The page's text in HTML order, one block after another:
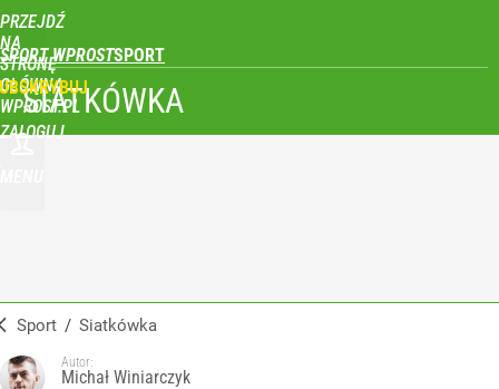
PRZEJDŹ
NA
STRONĘ
GŁÓWNĄ
WPROST.PL
SPORT WPROST
ZALOGUJ
SIATKÓWKA
Sport / Siatkówka
Autor:
Michał Winiarczyk